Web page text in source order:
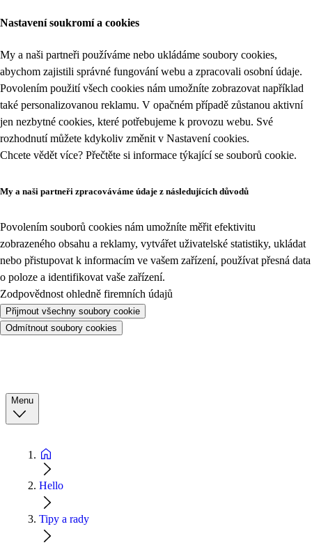
Nastavení soukromí a cookies
My a naši partneři používáme nebo ukládáme soubory cookies,
abychom zajistili správné fungování webu a zpracovali osobní údaje.
Povolením použití všech cookies nám umožníte zobrazovat například
také personalizovanou reklamu. V opačném případě zůstanou aktivní
jen nezbytné cookies, které potřebujeme k provozu webu. Své
rozhodnutí můžete kdykoliv změnit v Nastavení cookies.
Chcete vědět více? Přečtěte si informace týkající se souborů cookie.
My a naši partneři zpracováváme údaje z následujících důvodů
Povolením souborů cookies nám umožníte měřit efektivitu
zobrazeného obsahu a reklamy, vytvářet uživatelské statistiky, ukládat
nebo přistupovat k informacím ve vašem zařízení, používat přesná data
o poloze a identifikovat vaše zařízení.
Zodpovědnost ohledně firemních údajů
Přijmout všechny soubory cookie
Odmítnout soubory cookies
Menu
Hello
Tipy a rady